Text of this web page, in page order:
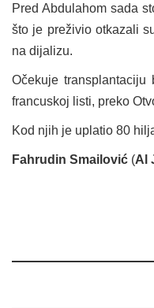
Pred Abdulahom sada
što je preživio otkazali
na dijalizu.
Očekuje
francuskoj listi, preko
Kod njih je uplatio 80
Fahrudin Smailović (Al